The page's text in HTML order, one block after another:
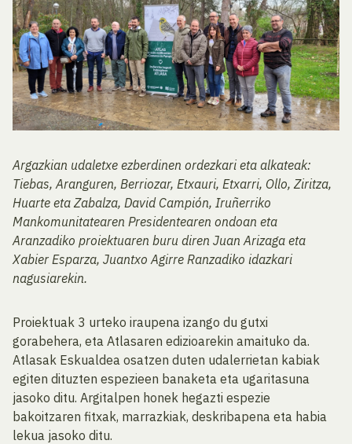
Argazkian udaletxe ezberdinen ordezkari eta alkateak:
Tiebas, Aranguren, Berriozar, Etxauri, Etxarri, Ollo, Ziritza,
Huarte eta Zabalza, David Campión, Iruñerriko
Mankomunitatearen Presidentearen ondoan eta
Aranzadiko proiektuaren buru diren Juan Arizaga eta
Xabier Esparza, Juantxo Agirre Ranzadiko idazkari
nagusiarekin.
Proiektuak 3 urteko iraupena izango du gutxi
gorabehera, eta Atlasaren edizioarekin amaituko da.
Atlasak Eskualdea osatzen duten udalerrietan kabiak
egiten dituzten espezieen banaketa eta ugaritasuna
jasoko ditu. Argitalpen honek hegazti espezie
bakoitzaren fitxak, marrazkiak, deskribapena eta habia
lekua jasoko ditu.